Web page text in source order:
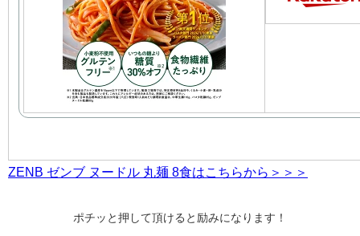
ZENB ゼンブ ヌードル 丸麺 8食はこちらから＞＞＞
ポチッと押して頂けると励みになります！